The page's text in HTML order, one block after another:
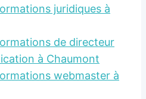
juridiques à
de directeur
à Chaumont
webmaster à